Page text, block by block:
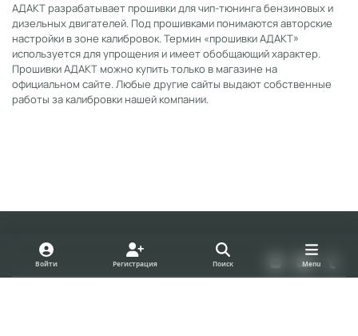
АДАКТ разрабатывает прошивки для чип-тюнинга бензиновых и
дизельных двигателей. Под прошивками понимаются авторские
настройки в зоне калибровок. Термин «прошивки АДАКТ»
используется для упрощения и имеет обобщающий характер.
Прошивки АДАКТ можно купить только в магазине на
официальном сайте. Любые другие сайты выдают собственные
работы за калибровки нашей компании.
Light ModeDark ModeSystem Preference
k
o
t
u
Войти Регистрация Поиск Menu